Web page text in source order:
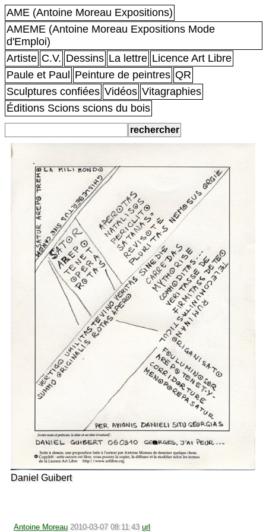
AME (Antoine Moreau Expositions)
AMEME (Antoine Moreau Expositions Mode
d'Emploi)
Artiste C.V. Dessins La lettre Licence Art Libre
Paule et Paul
Peinture de peintres QR
Sculptures confiées Vidéos Vitagraphies
Éditions Scions scions du bois
Daniel Guibert
Antoine Moreau 2010-03-07 08:11:43 url